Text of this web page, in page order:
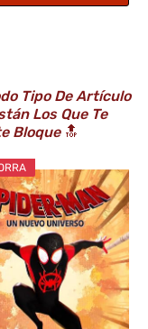
Tipo De Artículo
Los Que Te
Bloque🔝